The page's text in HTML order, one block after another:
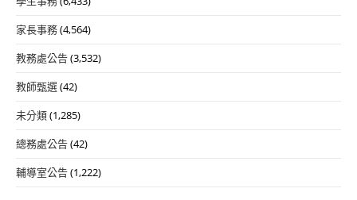
家長事務(4,564)
教務處公告(3,532)
教師甄選(42)
未分類(1,285)
總務處公告(42)
輔導室公告(1,222)